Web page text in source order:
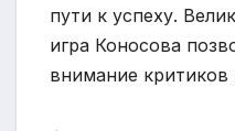
пути к успеху.
игра Коносова
внимание критиков